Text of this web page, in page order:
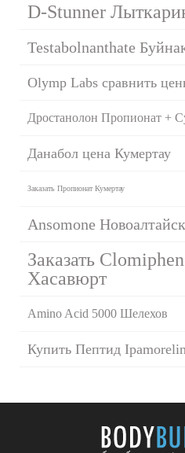
D-Stunner
Testabolnanthate
Olymp Labs сравнить
Дростанолон Пропионат +
Данабол цена Кумертау
Заказать Пропионат Кумертау
Ansomone Новоалтайск
Заказать
Хасавюрт
Amino Acid 5000 Шелехов
Купить Пептид